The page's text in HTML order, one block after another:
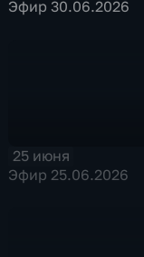
Эфир 30.06.2026
25 июня
Эфир 25.06.2026